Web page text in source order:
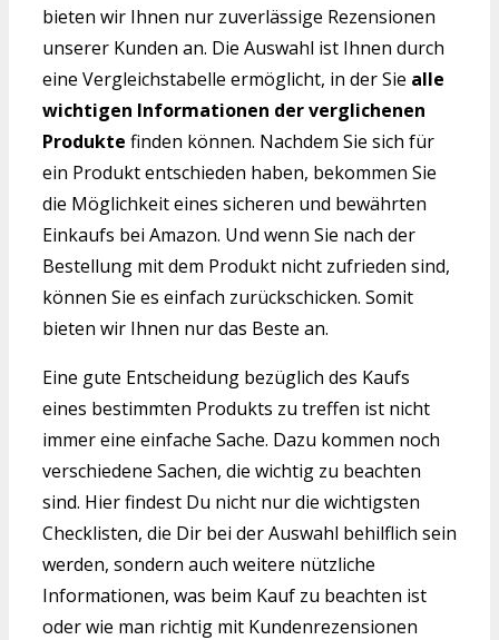
bieten wir Ihnen nur zuverlässige Rezensionen
unserer Kunden an. Die Auswahl ist Ihnen durch
eine Vergleichstabelle ermöglicht, in der Sie alle
wichtigen Informationen der verglichenen
Produkte finden können. Nachdem Sie sich für
ein Produkt entschieden haben, bekommen Sie
die Möglichkeit eines sicheren und bewährten
Einkaufs bei Amazon. Und wenn Sie nach der
Bestellung mit dem Produkt nicht zufrieden sind,
können Sie es einfach zurückschicken. Somit
bieten wir Ihnen nur das Beste an.
Eine gute Entscheidung bezüglich des Kaufs
eines bestimmten Produkts zu treffen ist nicht
immer eine einfache Sache. Dazu kommen noch
verschiedene Sachen, die wichtig zu beachten
sind. Hier findest Du nicht nur die wichtigsten
Checklisten, die Dir bei der Auswahl behilflich sein
werden, sondern auch weitere nützliche
Informationen, was beim Kauf zu beachten ist
oder wie man richtig mit Kundenrezensionen